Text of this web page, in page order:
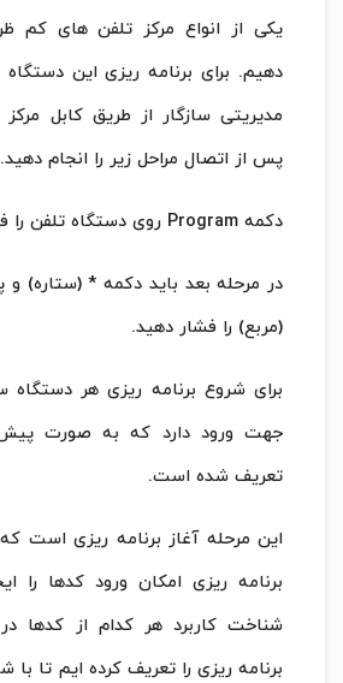
یکی از انواع مرکز تلفن های کم
دهیم. برای برنامه ریزی این دستگاه
مدیریتی سازگار از طریق کابل
پس از اتصال مراحل زیر را انجام دهید.
دکمه Program روی دستگاه تلفن را فشار دهید.
در مرحله بعد باید دکمه * (ستاره)
(مربع) را فشار دهید.
برای شروع برنامه ریزی هر دستگاه
تعریف شده است.
این مرحله آغاز برنامه ریزی است
برنامه ریزی امکان ورود کدها را
شناخت کاربرد هر کدام از کدها
برنامه ریزی را تعریف کرده ایم تا